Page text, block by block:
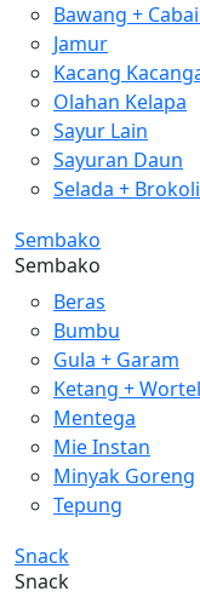
Bawang +
Jamur
Kacang
Olahan Kelapa
Sayur Lain
Sayuran Daun
Selada +
Sembako
Sembako
Beras
Bumbu
Gula + Garam
Ketang +
Mentega
Mie Instan
Minyak Goreng
Tepung
Snack
Snack